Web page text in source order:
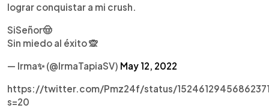
lograr conquistar a mi crush.
SiSeñor🤠
Sin miedo al éxito 🙊
— Irma✨ (@IrmaTapiaSV) May 12, 2022
https://twitter.com/Pmz24f/status/
s=20